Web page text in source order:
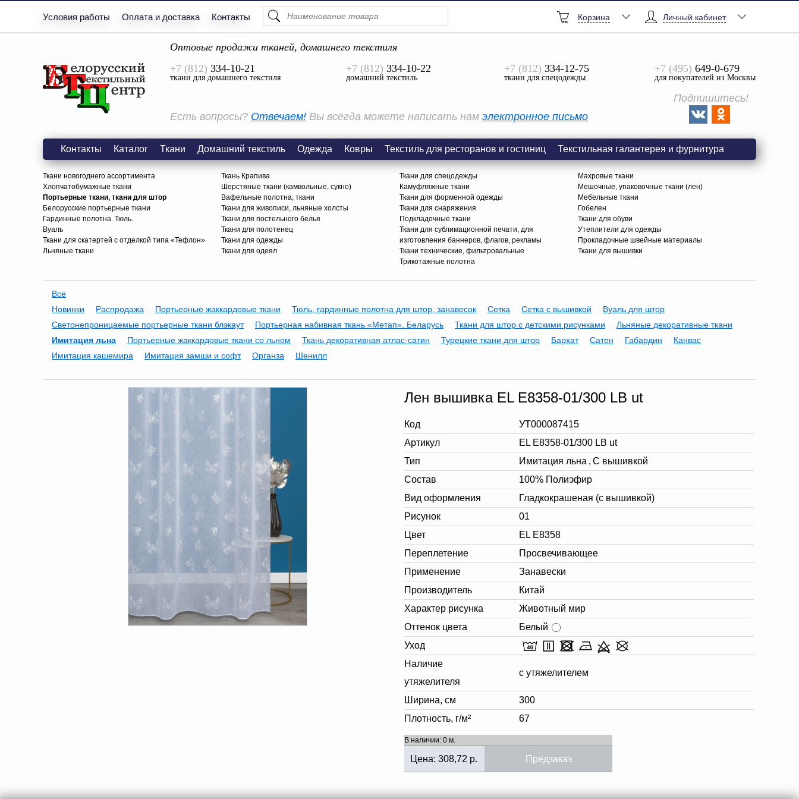
Условия работы Оплата и доставка Контакты
Просмотреть Все
Личный кабинет
Корзина
Оптовые продажи тканей, домашнего текстиля
+7 (812) 334-10-21
ткани для домашнего текстиля
+7 (812) 334-10-22
домашний текстиль
+7 (812) 334-12-75
ткани для спецодежды
+7 (495) 649-0-679
для покупателей из Москвы
Есть вопросы? Отвечаем! Вы всегда можете написать нам электронное письмо
Подпишитесь!
Контакты Каталог Ткани Домашний текстиль Одежда Ковры Текстиль для ресторанов и гостиниц Текстильная галантерея и фурнитура
Ткани новогоднего ассортимента
Хлопчатобумажные ткани
Портьерные ткани, ткани для штор
Белорусские портьерные ткани
Гардинные полотна. Тюль.
Вуаль
Ткани для скатертей с отделкой типа «Тефлон»
Льняные ткани
Ткань Крапива
Шерстяные ткани (камвольные, сукно)
Вафельные полотна, ткани
Ткани для живописи, льняные холсты
Ткани для постельного белья
Ткани для полотенец
Ткани для одежды
Ткани для одеял
Ткани для спецодежды
Камуфляжные ткани
Ткани для форменной одежды
Ткани для снаряжения
Подкладочные ткани
Ткани для сублимационной печати, для
изготовления баннеров, флагов, рекламы
Ткани технические, фильтровальные
Трикотажные полотна
Махровые ткани
Мешочные, упаковочные ткани (лен)
Мебельные ткани
Гобелен
Ткани для обуви
Утеплители для одежды
Прокладочные швейные материалы
Ткани для вышивки
Все
Новинки
Распродажа Портьерные жаккардовые ткани Тюль, гардинные полотна для штор, занавесок Сетка Сетка с вышивкой
Вуаль для штор
Светонепроницаемые портьерные ткани блэкаут
Портьерная набивная ткань «Метап». Беларусь Ткани для штор с детскими рисунками
Льняные декоративные ткани
Имитация льна
Портьерные жаккардовые ткани со льном Ткань декоративная атлас-сатин Турецкие ткани для штор Бархат Сатен Габардин
Канвас
Имитация кашемира
Имитация замши и софт Органза Шенилл
Лен вышивка EL E8358-01/300 LB ut
Код
УТ000087415
Артикул
EL E8358-01/300 LB ut
Тип
Имитация льна , С вышивкой
Состав
100% Полиэфир
Вид оформления
Гладкокрашеная (с вышивкой)
Рисунок
01
Цвет
EL E8358
Переплетение
Просвечивающее
Применение
Занавески
Производитель
Китай
Характер рисунка
Животный мир
Оттенок цвета
Белый
Уход
Наличие
утяжелителя
с утяжелителем
Ширина, см
300
Плотность, г/м²
67
В наличии: 0 м.
Цена: 308,72 р. Предзаказ